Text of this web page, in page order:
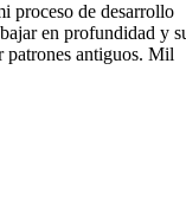
proceso de desarrollo
en profundidad y
patrones antiguos. Mil